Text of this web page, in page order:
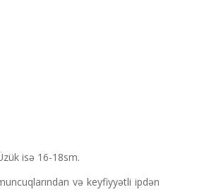
isə 16-18sm.
və keyfiyyətli ipdən